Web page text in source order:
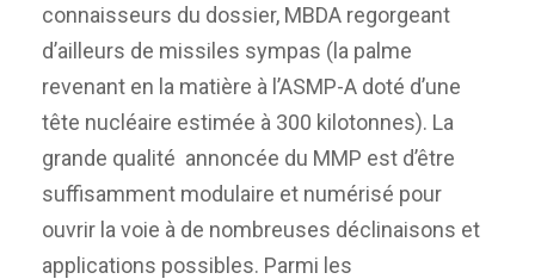
connaisseurs du dossier, MBDA regorgeant
d’ailleurs de missiles sympas (la palme
revenant en la matière à l’ASMP-A doté d’une
tête nucléaire estimée à 300 kilotonnes). La
grande qualité annoncée du MMP est d’être
suffisamment modulaire et numérisé pour
ouvrir la voie à de nombreuses déclinaisons et
applications possibles. Parmi les